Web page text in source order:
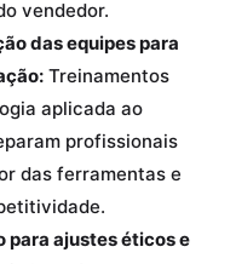
vendedor.
das equipes para
Treinamentos
aplicada ao
profissionais
das ferramentas e
ajustes éticos e